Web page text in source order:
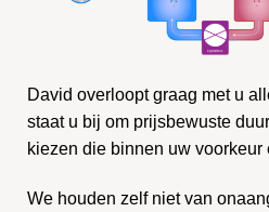
David overloopt graag met u
staat u bij om prijsbewuste
kiezen die binnen uw voorkeur
We houden zelf niet van